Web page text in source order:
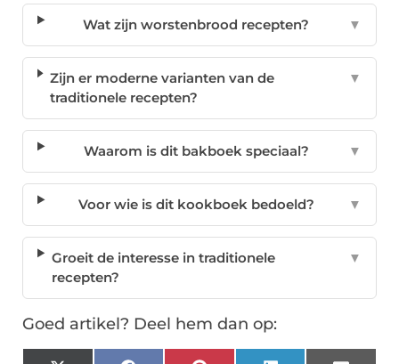
Wat zijn worstenbrood recepten? ▼
Zijn er moderne varianten van de
traditionele recepten?
▼
Waarom is dit bakboek speciaal? ▼
Voor wie is dit kookboek bedoeld? ▼
Groeit de interesse in traditionele
recepten?
▼
Goed artikel? Deel hem dan op: